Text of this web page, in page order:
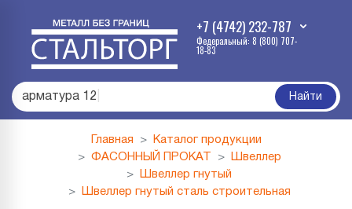
+7 (4742) 232-787
Федеральный: 8 (800) 707-
18-83
арматура 12 Найти
Главная
Каталог продукции
ФАСОННЫЙ ПРОКАТ
Швеллер
Швеллер гнутый
Швеллер гнутый сталь строительная